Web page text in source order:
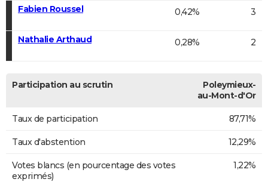
Fabien Roussel 0,42% 3
Nathalie Arthaud 0,28% 2
Participation au scrutin
Poleymieux-
au-Mont-d'Or
Taux de participation 87,71%
Taux d'abstention 12,29%
Votes blancs (en pourcentage des votes
exprimés)
1,22%